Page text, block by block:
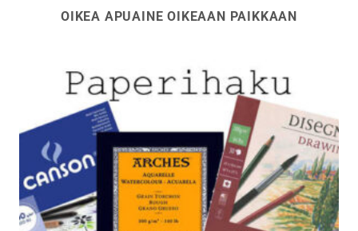
OIKEA APUAINE OIKEAAN PAIKKAAN